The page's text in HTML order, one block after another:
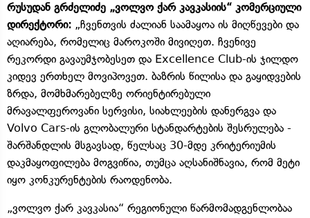
რუსუდან გრძელიძე „ვოლვო ქარ კავკასიის“ კომერციული
დირექტორი: „ჩვენთვის ძალიან საამაყოა ის მიღწევები და
აღიარება, რომელიც მაროკოში მივიღეთ. ჩვენივე
რეკორდი გავაუმჯობესეთ და Excellence Club-ის ჯილდო
კიდევ ერთხელ მოვიპოვეთ. ბაზრის წილისა და გაყიდვების
ზრდა, მომხმარებელზე ორიენტირებული
მრავალფეროვანი სერვისი, სიახლეების დანერგვა და
Volvo Cars-ის გლობალური სტანდარტების შესრულება -
შარშანდლის მსგავსად, წელსაც 30-მდე კრიტერიუმის
დაკმაყოფილება მოგვიწია, თუმცა აღსანიშნავია, რომ მეტი
იყო კონკურენტების რაოდენობა.
„ვოლვო ქარ კავკასია“ რეგიონული წარმომადგენლობაა